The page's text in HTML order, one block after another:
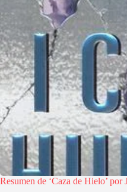
Resumen de ‘Caza de Hielo’ por